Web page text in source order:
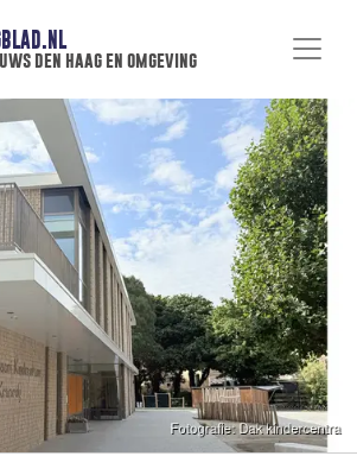
den haag en omgeving